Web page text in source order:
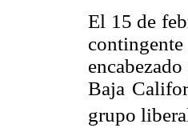
El 15 de
Baja
grupo